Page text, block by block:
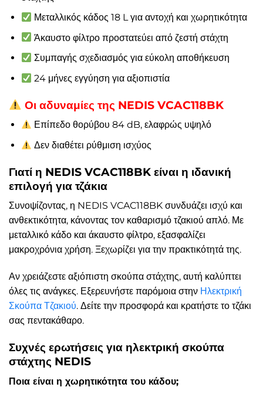
Μεταλλικός κάδος 18 L για αντοχή και χωρητικότητα
Άκαυστο φίλτρο προστατεύει από ζεστή στάχτη
Συμπαγής σχεδιασμός για εύκολη αποθήκευση
24 μήνες εγγύηση για αξιοπιστία
Οι αδυναμίες της NEDIS VCAC118BK
Επίπεδο θορύβου 84 dB, ελαφρώς υψηλό
Δεν διαθέτει ρύθμιση ισχύος
Γιατί η NEDIS VCAC118BK είναι η ιδανική
επιλογή για τζάκια
Συνοψίζοντας, η NEDIS VCAC118BK συνδυάζει ισχύ και
ανθεκτικότητα, κάνοντας τον καθαρισμό τζακιού απλό. Με
μεταλλικό κάδο και άκαυστο φίλτρο, εξασφαλίζει
μακροχρόνια χρήση. Ξεχωρίζει για την πρακτικότητά της.
Αν χρειάζεστε αξιόπιστη σκούπα στάχτης, αυτή καλύπτει
όλες τις ανάγκες. Εξερευνήστε παρόμοια στην Ηλεκτρική
Σκούπα Τζακιού. Δείτε την προσφορά και κρατήστε το τζάκι
σας πεντακάθαρο.
Συχνές ερωτήσεις για ηλεκτρική σκούπα
στάχτης NEDIS
Ποια είναι η χωρητικότητα του κάδου;